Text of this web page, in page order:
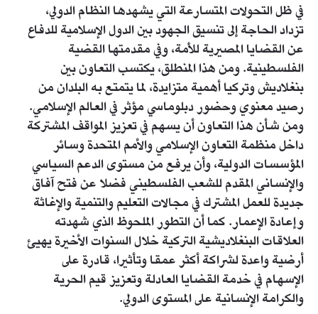
في ظل التحولات المتسارعة التي يشهدها النظام الدولي،
تزداد الحاجة إلى تنسيق الجهود بين الدول الإسلامية للدفاع
عن القضايا المصيرية للأمة، وفي مقدمتها القضية
الفلسطينية. ومن هذا المنطلق، يكتسب التعاون بين
بنغلاديش وتركيا أهمية متزايدة، لما يتمتع به البلدان من
رصيد معنوي وحضور دبلوماسي مؤثر في العالم الإسلامي.
ومن شأن هذا التعاون أن يسهم في تعزيز المواقف المشتركة
داخل منظمة التعاون الإسلامي والأمم المتحدة وسائر
المؤسسات الدولية، وأن يرفع من مستوى الدعم السياسي
والإنساني المقدم للشعب الفلسطيني فضلا عن فتح آفاق
جديدة للعمل المشترك في مجالات التعليم والتنمية والإغاثة
وإعادة الإعمار. كما أن التطور الملحوظ الذي شهدته
العلاقات البنغلاديشية التركية خلال السنوات الأخيرة يهيئ
أرضية واعدة لشراكة أكثر عمقا وتأثيرا، قادرة على
الإسهام في خدمة القضايا العادلة وتعزيز قيم الحرية
والكرامة الإنسانية على المستوى الدولي.